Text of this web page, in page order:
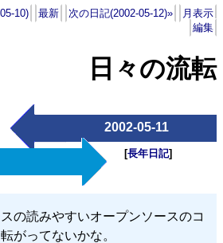
10) 最新 次の日記(2002-05-12)»
月表示
編集
日々の流転
2002-05-11
[長年日記]
の読みやすいオープンソースのコ
がってないかな。